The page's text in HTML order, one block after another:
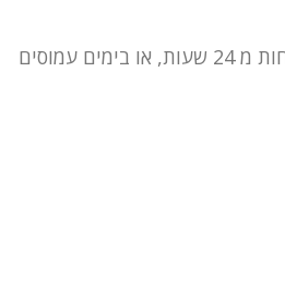
4. ההזמנה אצלכם!✦ (בפחות מ 24 שעות, או בימים עמוסים